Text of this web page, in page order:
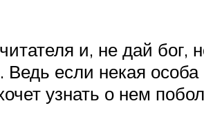
и, не дай бог,
если некая особа
узнать о нем